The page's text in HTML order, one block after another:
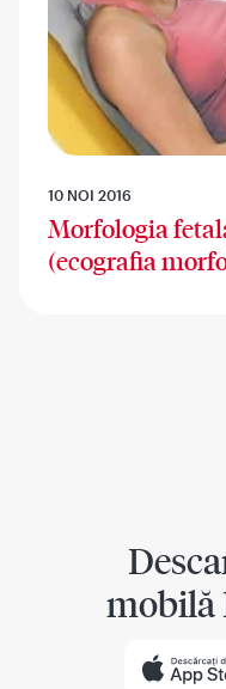
10 NOI 2016
Morfologia
(ecografia
mobilă